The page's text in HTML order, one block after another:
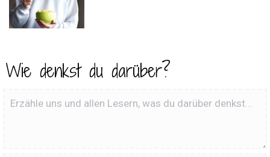
Wie denkst du darüber?